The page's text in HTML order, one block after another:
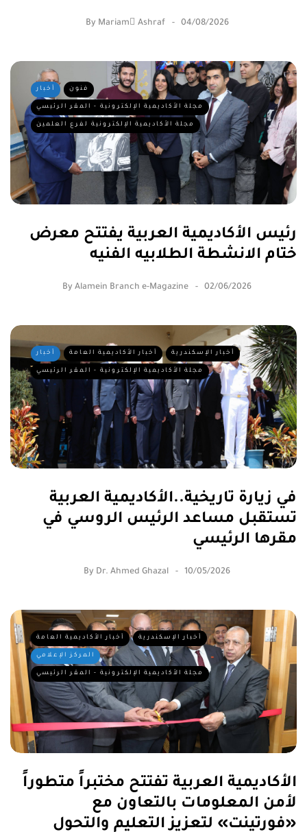
By Mariam ِAshraf 04/08/2026
أخبار فنون
مجلة الأكاديمية الإلكترونية - المقر الرئيسي
مجلة الأكاديمية الإلكترونية لفرع العلمين
رئيس الأكاديمية العربية يفتتح معرض
ختام الانشطة الطلابيه الفنيه
By Alamein Branch e-Magazine 02/06/2026
أخبار أخبار الأكاديمية العامة أخبار الإسكندرية
مجلة الأكاديمية الإلكترونية - المقر الرئيسي
في زيارة تاريخية..الأكاديمية العربية
تستقبل مساعد الرئيس الروسي في
مقرها الرئيسي
By Dr. Ahmed Ghazal 10/05/2026
أخبار الأكاديمية العامة أخبار الإسكندرية
المركز الإعلامي
مجلة الأكاديمية الإلكترونية - المقر الرئيسي
الأكاديمية العربية تفتتح مختبراً متطوراً
لأمن المعلومات بالتعاون مع
«فورتينت» لتعزيز التعليم والتحول